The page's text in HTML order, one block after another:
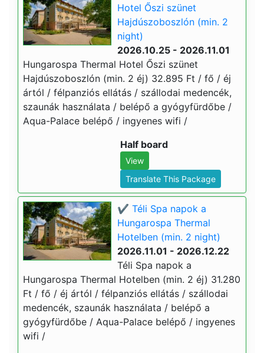
Hotel Őszi szünet
Hajdúszoboszlón (min. 2
night)
2026.10.25 - 2026.11.01
Hungarospa Thermal Hotel Őszi szünet
Hajdúszoboszlón (min. 2 éj) 32.895 Ft / fő / éj
ártól / félpanziós ellátás / szállodai medencék,
szaunák használata / belépő a gyógyfürdőbe /
Aqua-Palace belépő / ingyenes wifi /
Half board
View
Translate This Package
✔️ Téli Spa napok a
Hungarospa Thermal
Hotelben (min. 2 night)
2026.11.01 - 2026.12.22
Téli Spa napok a
Hungarospa Thermal Hotelben (min. 2 éj) 31.280
Ft / fő / éj ártól / félpanziós ellátás / szállodai
medencék, szaunák használata / belépő a
gyógyfürdőbe / Aqua-Palace belépő / ingyenes
wifi /